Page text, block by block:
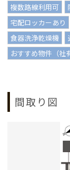
複数路線利用可
宅配ロッカーあり
食器洗浄乾燥機
おすすめ物件（社
間取り図